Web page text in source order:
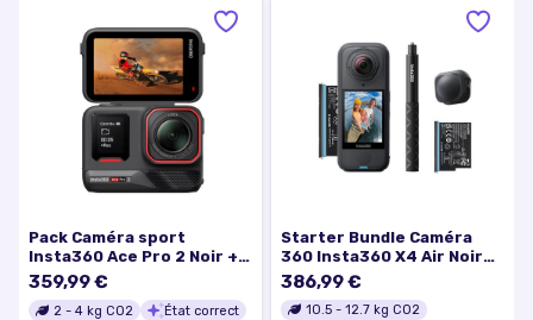
Pack Caméra sport
Insta360 Ace Pro 2 Noir +
2nde batterie
359,99 €
2 - 4 kg CO2
État correct
Starter Bundle Caméra
360 Insta360 X4 Air Noir
graphite
386,99 €
10.5 - 12.7 kg CO2